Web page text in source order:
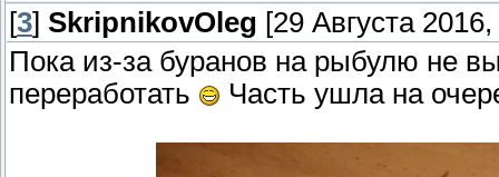
[3] SkripnikovOleg [29 Августа
Пока из-за буранов на рыбулю не
переработать
Часть ушла на